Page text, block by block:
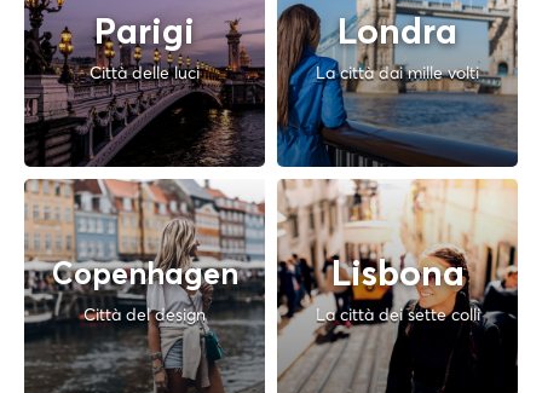
Parigi
Città delle luci
Londra
La città dai mille volti
Copenhagen
Città del design
Lisbona
La città dei sette colli